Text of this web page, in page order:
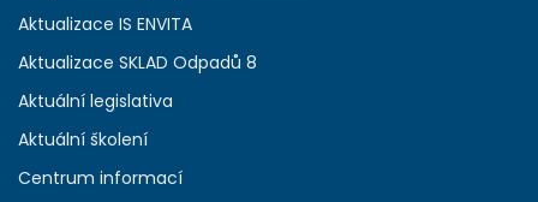
Aktualizace IS ENVITA
Aktualizace SKLAD Odpadů 8
Aktuální legislativa
Aktuální školení
Centrum informací